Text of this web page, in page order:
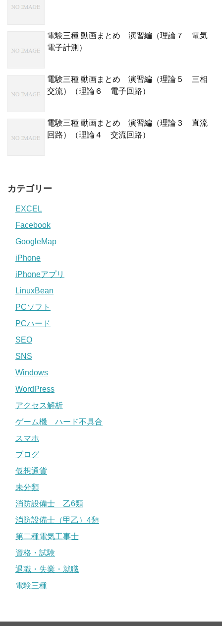
電験三種 動画まとめ 演習編（理論７ 電気
電子計測）
電験三種 動画まとめ 演習編（理論５ 三相
交流）（理論６ 電子回路）
電験三種 動画まとめ 演習編（理論３ 直流
回路）（理論４ 交流回路）
カテゴリー
EXCEL
Facebook
GoogleMap
iPhone
iPhoneアプリ
LinuxBean
PCソフト
PCハード
SEO
SNS
Windows
WordPress
アクセス解析
ゲーム機 ハード不具合
スマホ
ブログ
仮想通貨
未分類
消防設備士 乙6類
消防設備士（甲乙）4類
第二種電気工事士
資格・試験
退職・失業・就職
電験三種